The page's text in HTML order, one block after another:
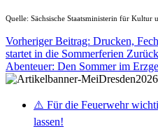
Quelle: Sächsische Staatsministerin für Kultur
Vorheriger Beitrag: Drucken,
startet in die Sommerferien Zurück
Abenteuer: Den Sommer im
⚠️ Für die Feuerwehr
lassen!